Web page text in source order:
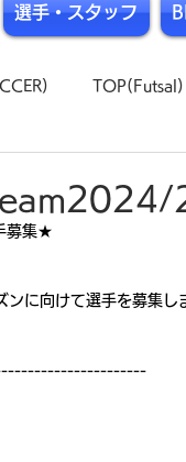
選手・スタッフ
TOP(Futsal)
募集★
ンに向けて選手を募集し